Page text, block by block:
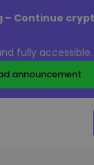
– Continue
fully accessible.
announcement